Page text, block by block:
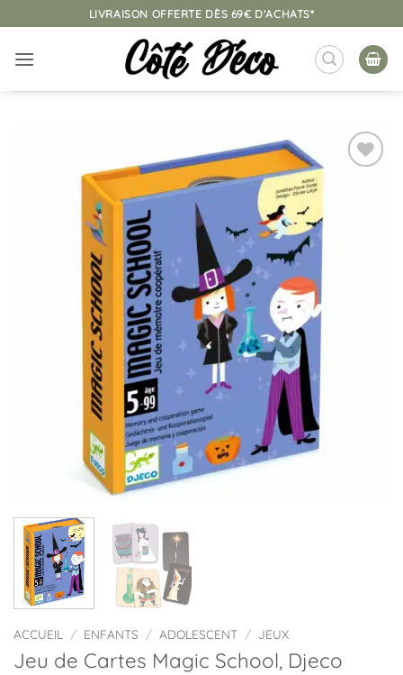
au
contenu
LIVRAISON OFFERTE DÈS 69€ D'ACHATS*
ACCUEIL / ENFANTS / ADOLESCENT / JEUX
Jeu de Cartes Magic School, Djeco